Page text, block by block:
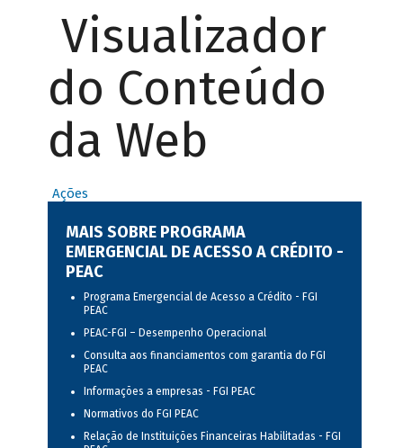
Visualizador
do Conteúdo
da Web
Ações
MAIS SOBRE PROGRAMA
EMERGENCIAL DE ACESSO A CRÉDITO -
PEAC
Programa Emergencial de Acesso a Crédito - FGI
PEAC
PEAC-FGI – Desempenho Operacional
Consulta aos financiamentos com garantia do FGI
PEAC
Informações a empresas - FGI PEAC
Normativos do FGI PEAC
Relação de Instituições Financeiras Habilitadas - FGI